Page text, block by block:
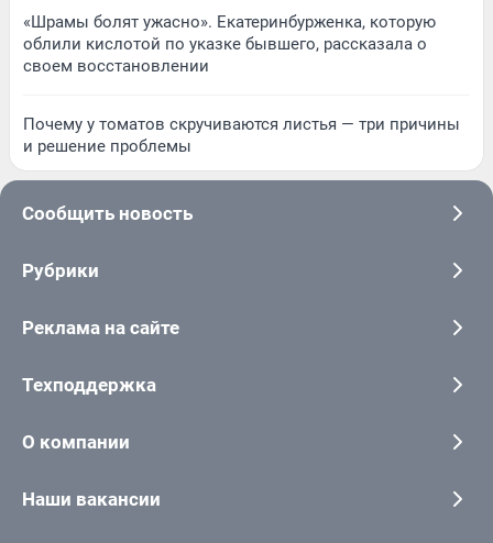
«Шрамы болят ужасно». Екатеринбурженка, которую
облили кислотой по указке бывшего, рассказала о
своем восстановлении
Почему у томатов скручиваются листья — три причины
и решение проблемы
Сообщить новость
Рубрики
Реклама на сайте
Техподдержка
О компании
Наши вакансии